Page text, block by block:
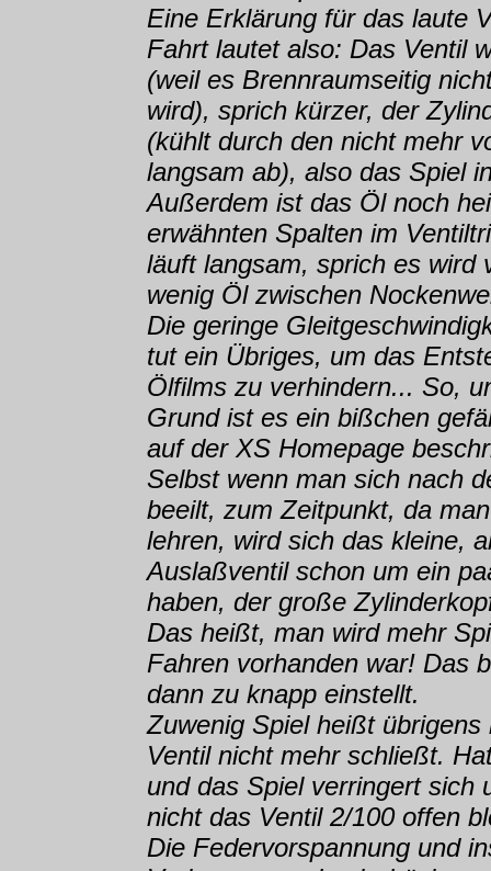
Eine Erklärung für das laute
Fahrt lautet also: Das Ventil
(weil es Brennraumseitig
wird), sprich kürzer, der
(kühlt durch den nicht mehr
langsam ab), also das Spiel
Außerdem ist das Öl noch
erwähnten Spalten im
läuft langsam, sprich es wird
wenig Öl zwischen
Die geringe
tut ein Übriges, um das
Ölfilms zu verhindern... So,
Grund ist es ein bißchen
auf der XS Homepage
Selbst wenn man sich nach
beeilt, zum Zeitpunkt, da
lehren, wird sich das kleine,
Auslaßventil schon um ein
haben, der große
Das heißt, man wird mehr
Fahren vorhanden war! Das
dann zu knapp einstellt.
Zuwenig Spiel heißt
Ventil nicht mehr schließt.
und das Spiel verringert sich
nicht das Ventil 2/100 offen
Die Federvorspannung und